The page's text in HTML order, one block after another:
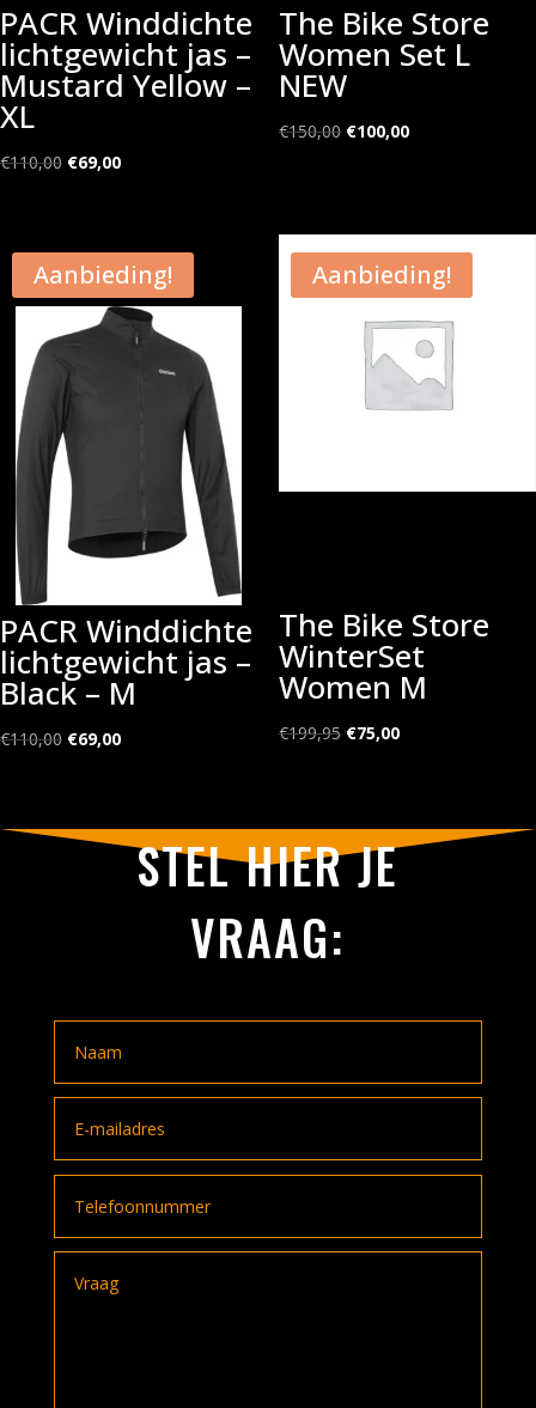
PACR Winddichte
lichtgewicht jas –
Mustard Yellow –
XL
€110,00 Oorspronkelijke
€110,00.
€69,00Huidige
€69,00.
The Bike Store
Women Set L
NEW
€150,00 Oorspronkelijke
€100,00Huidige
Aanbieding!
PACR Winddichte
lichtgewicht jas –
Black – M
€110,00 Oorspronkelijke
€110,00.
€69,00Huidige
€69,00.
Aanbieding!
The Bike Store
WinterSet
Women M
€199,95 Oorspronkelijke
€199,95.
€75,00Huidige
€75,00.
STEL HIER JE
VRAAG: